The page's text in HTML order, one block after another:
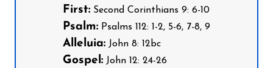
First: Second Corinthians 9: 6-10
Psalm: Psalms 112: 1-2, 5-6, 7-8, 9
Alleluia: John 8: 12bc
Gospel: John 12: 24-26